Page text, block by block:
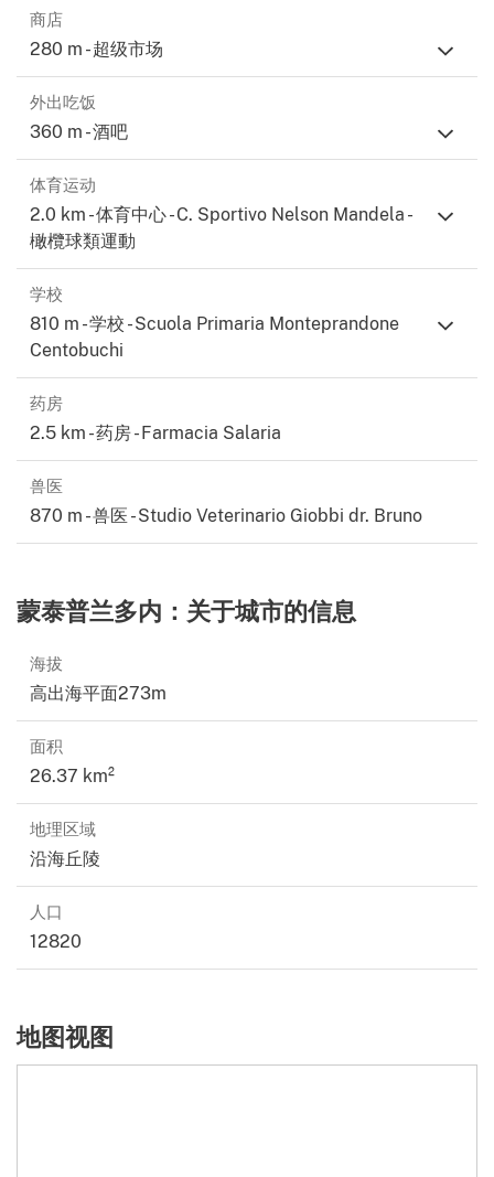
商店
280 m - 超级市场
外出吃饭
360 m - 酒吧
体育运动
2.0 km - 体育中心 - C. Sportivo Nelson Mandela -
橄欖球類運動
学校
810 m - 学校 - Scuola Primaria Monteprandone
Centobuchi
药房
2.5 km - 药房 - Farmacia Salaria
兽医
870 m - 兽医 - Studio Veterinario Giobbi dr. Bruno
蒙泰普兰多内：关于城市的信息
海拔
高出海平面273m
面积
26.37 km²
地理区域
沿海丘陵
人口
12820
地图视图